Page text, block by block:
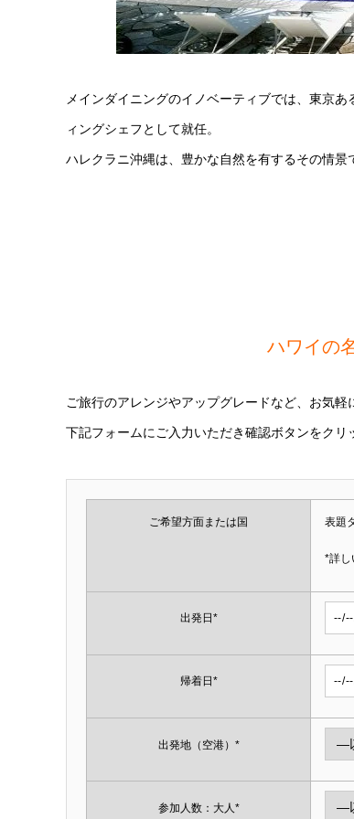
メインダイニングのイノベーティブでは、東京
ィングシェフとして就任。
ハレクラニ沖縄は、豊かな自然を有するその情景
ハワイの
ご旅行のアレンジやアップグレードなど、お気軽
下記フォームにご入力いただき確認ボタンをクリ
ご希望方面または国 表題
*詳し
出発日*
帰着日*
出発地（空港）*
参加人数：大人*